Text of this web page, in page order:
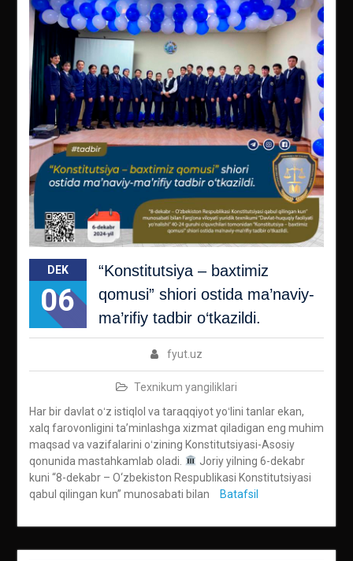
DEK
06
“Konstitutsiya – baxtimiz
qomusi” shiori ostida ma’naviy-
ma’rifiy tadbir o‘tkazildi.
fyut.uz
Texnikum yangiliklari
Har bir davlat oʻz istiqlol va taraqqiyot yoʻlini tanlar ekan,
xalq farovonligini taʼminlashga xizmat qiladigan eng muhim
maqsad va vazifalarini oʻzining Konstitutsiyasi-Asosiy
qonunida mastahkamlab oladi.
Joriy yilning 6-dekabr
kuni “8-dekabr – O‘zbekiston Respublikasi Konstitutsiyasi
qabul qilingan kun” munosabati bilan
Batafsil